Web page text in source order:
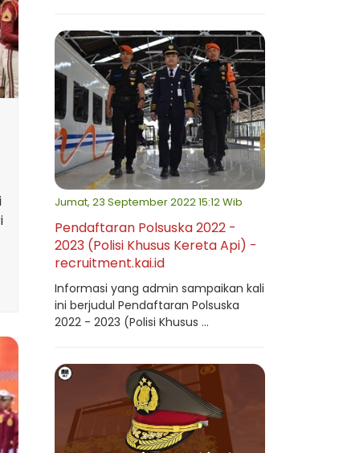
Jumat, 23 September 2022 15:12 Wib
Pendaftaran Polsuska 2022 -
2023 (Polisi Khusus Kereta Api) -
recruitment.kai.id
Informasi yang admin sampaikan kali
ini berjudul Pendaftaran Polsuska
2022 - 2023 (Polisi Khusus ...